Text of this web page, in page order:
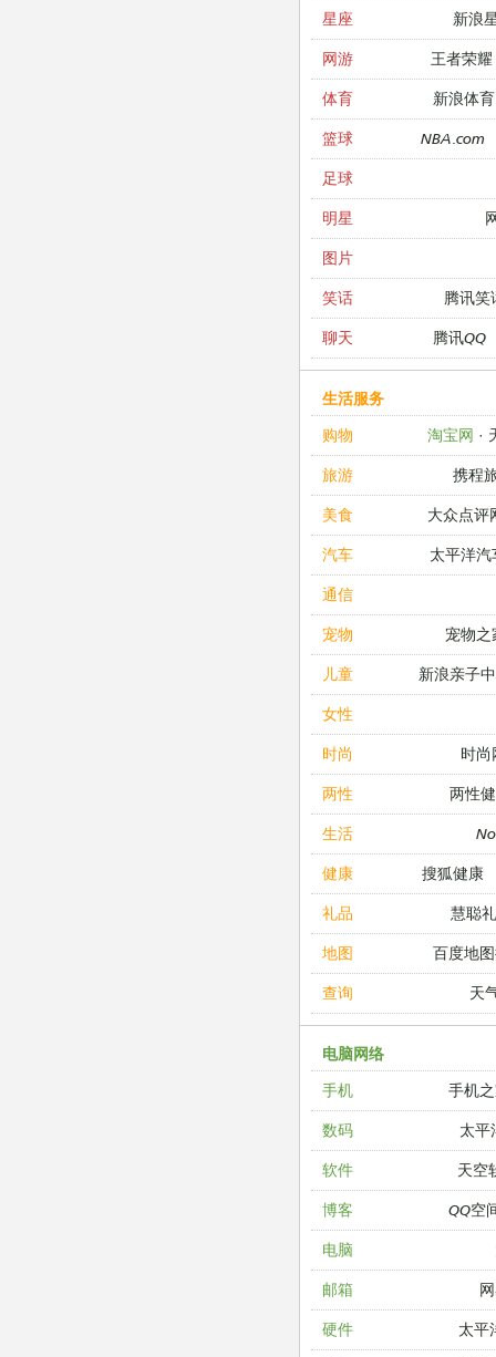
星座 新浪
网游 王者荣耀
体育 新浪体育
篮球 NBA.com
足球
明星
图片
笑话 腾讯笑
聊天 腾讯QQ
生活服务
购物
淘宝网 ·
旅游 携程
美食 大众点评
汽车 太平洋汽
通信
宠物 宠物之
儿童 新浪亲子
女性
时尚 时尚
两性 两性
生活
健康 搜狐健康
礼品 慧聪
地图 百度地
查询 天
电脑网络
手机
手机
数码 太平
软件 天空
博客 QQ空
电脑
邮箱
硬件 太平